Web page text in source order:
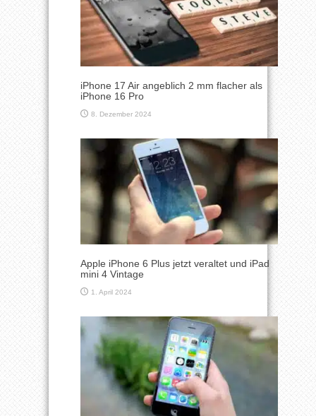
iPhone 17 Air angeblich 2 mm flacher als
iPhone 16 Pro
8. Dezember 2024
Apple iPhone 6 Plus jetzt veraltet und iPad
mini 4 Vintage
1. April 2024